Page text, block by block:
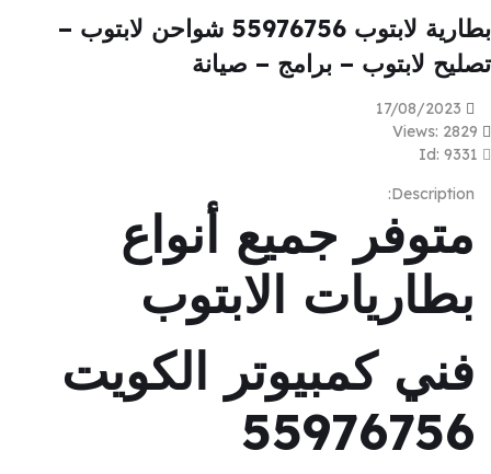
بطارية لابتوب 55976756 شواحن لابتوب –
تصليح لابتوب – برامج – صيانة
Description:
متوفر جميع أنواع
بطاريات الابتوب
فني كمبيوتر الكويت
55976756